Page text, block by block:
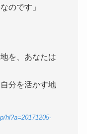
のです」
を、あなたは
分を活かす地
hl?a=20171205-